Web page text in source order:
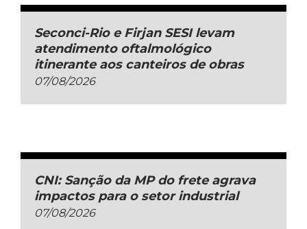
Seconci-Rio e Firjan SESI levam
atendimento oftalmológico
itinerante aos canteiros de obras
07/08/2026
CNI: Sanção da MP do frete agrava
impactos para o setor industrial
07/08/2026